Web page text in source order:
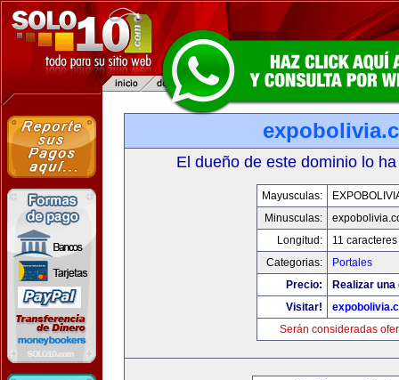
El dueño de este dominio lo
Mayusculas:
Minusculas:
Longitud:
11 caracteres
Categorias:
Portales
Precio:
Realizar
Visitar!
Serán consideradas